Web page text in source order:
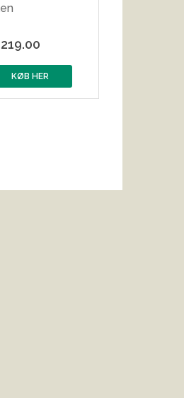
219.00
KØB HER